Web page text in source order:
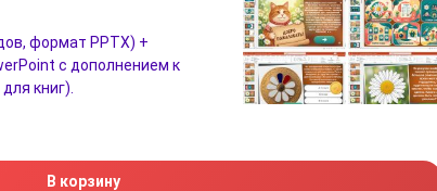
формат PPTX) +
с дополнением к
книг).
В корзину